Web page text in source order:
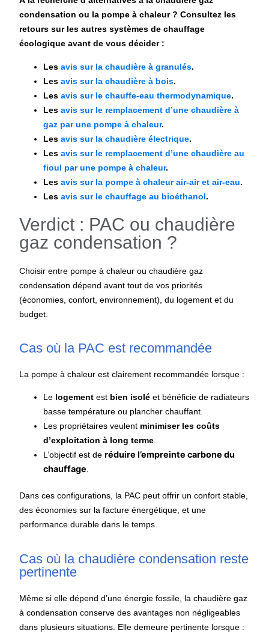
condensation ou la pompe à chaleur ? Consultez les
retours sur les autres systèmes de chauffage
écologique avant de vous décider :
Lesavis sur la chaudière à granulés.
Lesavis sur la chaudière à bois.
Lesavis sur le chauffe-eau thermodynamique.
Lesavis sur le remplacement d’une chaudière à
gaz par une pompe à chaleur.
Lesavis sur la chaudière électrique.
Lesavis sur le remplacement d’une chaudière au
fioul par une pompe à chaleur.
Lesavis sur la pompe à chaleur air-air et air-eau.
Lesavis sur le chauffage au bioéthanol.
Verdict : PAC ou chaudière
gaz condensation ?
Choisir entre pompe à chaleur ou chaudière gaz
condensationdépend avant tout de vos priorités
(économies, confort, environnement), du logement et du
budget.
Cas où la PAC est recommandée
La pompe à chaleur est clairement recommandée lorsque :
Le logement est bien isolé et bénéficie de radiateurs
basse température ou plancher chauffant.
Les propriétaires veulent minimiser les coûts
d’exploitation à long terme.
L’objectif est deréduire l’empreinte carbone du
chauffage.
Dans ces configurations, la PAC peut offrir un confort stable,
des économies sur la facture énergétique, et une
performance durable dans le temps.
Cas où la chaudière condensation reste
pertinente
Même si elle dépend d’une énergie fossile, la chaudière gaz
à condensation conserve des avantages non négligeables
dans plusieurs situations. Elle demeure pertinente lorsque :